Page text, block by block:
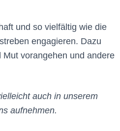
und so vielfältig wie die
engagieren. Dazu
vorangehen und andere
auch in unserem
aufnehmen.